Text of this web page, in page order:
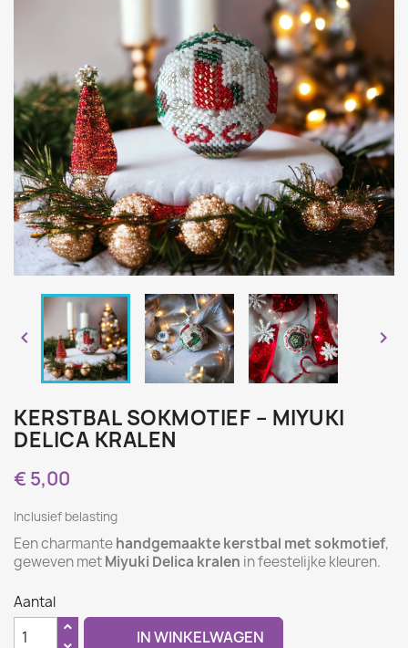
 
KERSTBAL SOKMOTIEF – MIYUKI
DELICA KRALEN
€ 5,00
Inclusief belasting
Een charmantehandgemaakte kerstbal met sokmotief,
geweven metMiyuki Delica kralen in feestelijke kleuren.
Aantal
IN WINKELWAGEN